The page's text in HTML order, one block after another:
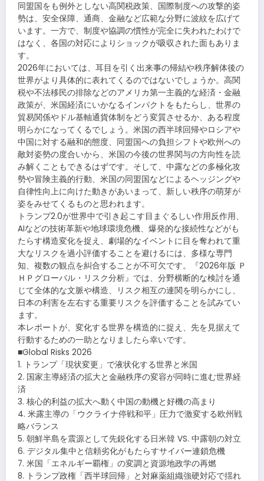
同盟国をも例外としない高関税政策、国際制度への攻撃的姿
勢は、安全保障、通商、金融など広範な分野に波紋を広げて
います。一方で、制度や協調の慣性が完全に失われたわけで
はなく、各国の対応によりショックが吸収された面もありま
す。
2026年においては、耳目を引く出来事の帰結や秩序解体後の
世界がより具体的に表れてくるのではないでしょうか。高関
税や不法移民の排除などのアメリカ第一主義的な経済・金融
政策が、米国経済にいかなるインパクトをもたらし、世界の
貿易関係やドル基軸通貨体制をどう変質させるか、ある程度
明らかになってくるでしょう。米国の西半球回帰やロシアや
中国に対する融和的態度、同盟国への負担シフトや欧州への
敵対姿勢の度合いから、米国の今後の世界関与の方向性を読
み解くこともできるはずです。そして、中露などの多極化攻
勢や冒険主義的行動、米国の同盟国などによるヘッジングや
自律性向上に向けた動きがあいまって、新しい秩序の萌芽が
姿をみせてくるものと思われます。
トランプ2.0が世界中で引き起こす目まぐるしい作用反作用、
AIなどの技術革新や地球環境危機、爆発的な接続性などがも
たらす構造変化を捉え、劇場的なイベントに目を奪われて重
大なリスクを過小評価することを避けるには、多様な専門
知、複数の観点を糾合することが不可欠です。『2026年版 Ｐ
ＨＰグローバル・リスク分析』では、分野横断的な検討を通
じて全体的な文脈や構造、リスク相互の連関を明らかにし、
日本の利害を左右する重要リスクを評価することを試みてい
ます。
本レポートが、変化する世界を構造的に捉え、先を見据えて
行動するための一助となりましたら幸いです。
■Global Risks 2026
1. トランプ「現状変更」で液状化する世界と米国
2. 国家主導経済の拡大と金融秩序の変容が同時に進む世界経
済
3. 核心的利益の拡大へ動く中国の動機と好機の高まり
4. 米露主導の「ウクライナ停戦和平」圧力で激変する欧州戦
略バランス
5. 朝鮮半島を震源として先鋭化する日米韓 VS. 中露朝の対立
6. デジタル集中と信頼劣化がもたらすサイバー連鎖危機
7. 米国「エネルギー覇権」の変調と資源地政学の再燃
8. トランプ政権「西半球回帰」と対麻薬組織強硬対応で揺れ